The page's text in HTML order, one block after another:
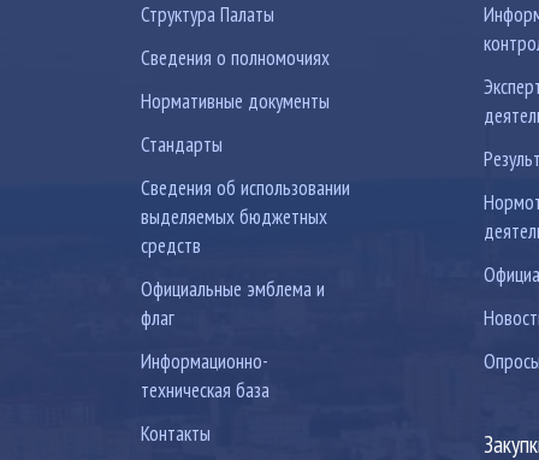
Структура Палаты
Сведения о полномочиях
Нормативные документы
Стандарты
Сведения об использовании
выделяемых бюджетных
средств
Официальные эмблема и
флаг
Информационно-
техническая база
Контакты